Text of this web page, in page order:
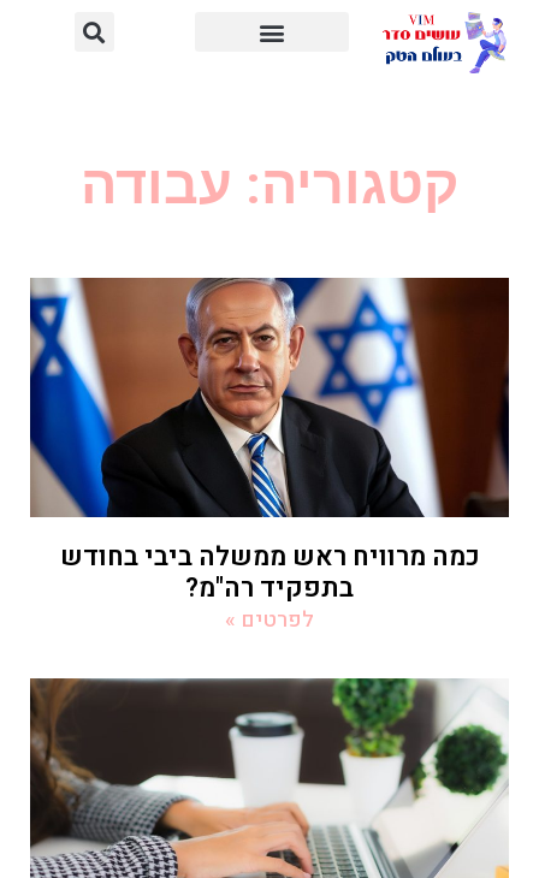
קטגוריה: עבודה
כמה מרוויח ראש ממשלה ביבי בחודש
בתפקיד רה"מ?
לפרטים »